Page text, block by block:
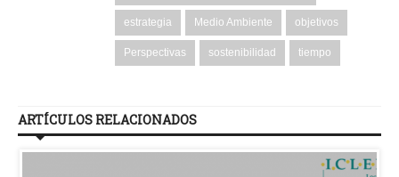
estrategia Medio Ambiente objetivos
Perspectivas sostenibilidad tiempo
ARTÍCULOS RELACIONADOS